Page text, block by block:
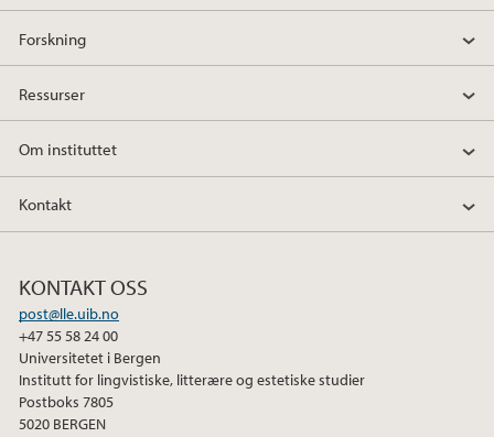
Forskning
Ressurser
Om instituttet
Kontakt
KONTAKT OSS
post@lle.uib.no
+47 55 58 24 00
Universitetet i Bergen
Institutt for lingvistiske, litterære og estetiske studier
Postboks 7805
5020 BERGEN